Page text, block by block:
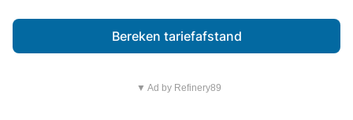
Bereken tariefafstand
▼ Ad by Refinery89